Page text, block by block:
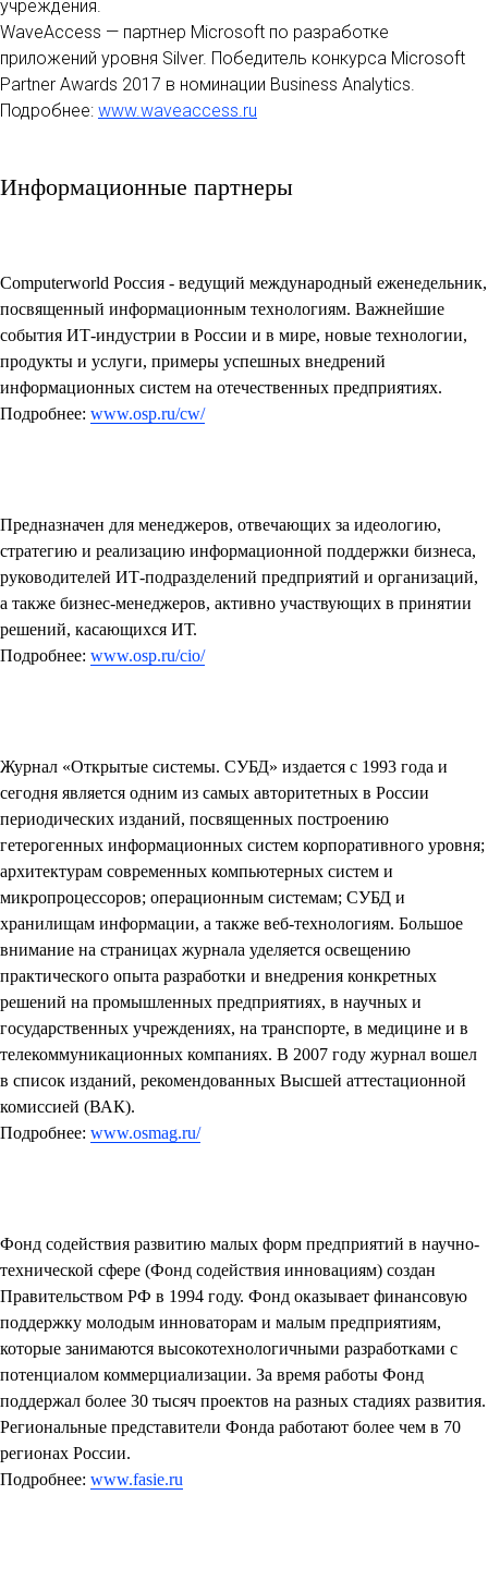
учреждения.
WaveAccess — партнер Microsoft по разработке
приложений уровня Silver. Победитель конкурса Microsoft
Partner Awards 2017 в номинации Business Analytics.
Подробнее: www.waveaccess.ru
Информационные партнеры
Computerworld Россия - ведущий международный еженедельник,
посвященный информационным технологиям. Важнейшие
события ИТ-индустрии в России и в мире, новые технологии,
продукты и услуги, примеры успешных внедрений
информационных систем на отечественных предприятиях.
Подробнее: www.osp.ru/cw/
Предназначен для менеджеров, отвечающих за идеологию,
стратегию и реализацию информационной поддержки бизнеса,
руководителей ИТ-подразделений предприятий и организаций,
а также бизнес-менеджеров, активно участвующих в принятии
решений, касающихся ИТ.
Подробнее: www.osp.ru/cio/
Журнал «Открытые системы. СУБД» издается с 1993 года и
сегодня является одним из самых авторитетных в России
периодических изданий, посвященных построению
гетерогенных информационных систем корпоративного уровня;
архитектурам современных компьютерных систем и
микропроцессоров; операционным системам; СУБД и
хранилищам информации, а также веб-технологиям. Большое
внимание на страницах журнала уделяется освещению
практического опыта разработки и внедрения конкретных
решений на промышленных предприятиях, в научных и
государственных учреждениях, на транспорте, в медицине и в
телекоммуникационных компаниях. В 2007 году журнал вошел
в список изданий, рекомендованных Высшей аттестационной
комиссией (ВАК).
Подробнее: www.osmag.ru/
Фонд содействия развитию малых форм предприятий в научно-
технической сфере (Фонд содействия инновациям) создан
Правительством РФ в 1994 году. Фонд оказывает финансовую
поддержку молодым инноваторам и малым предприятиям,
которые занимаются высокотехнологичными разработками с
потенциалом коммерциализации. За время работы Фонд
поддержал более 30 тысяч проектов на разных стадиях развития.
Региональные представители Фонда работают более чем в 70
регионах России.
Подробнее: www.fasie.ru